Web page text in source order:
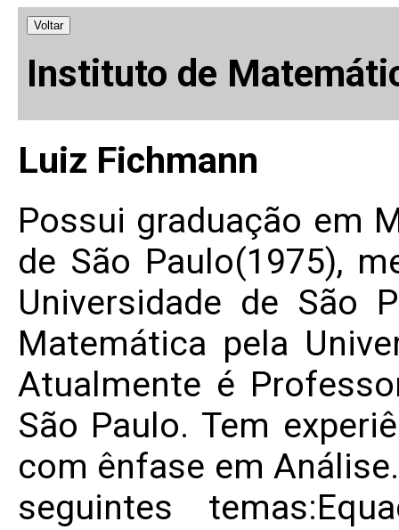
Voltar
Instituto de
Luiz Fichmann
Possui graduação em
de São Paulo(1975),
Universidade de São
Matemática pela
Atualmente é
São Paulo. Tem
com ênfase em
seguintes